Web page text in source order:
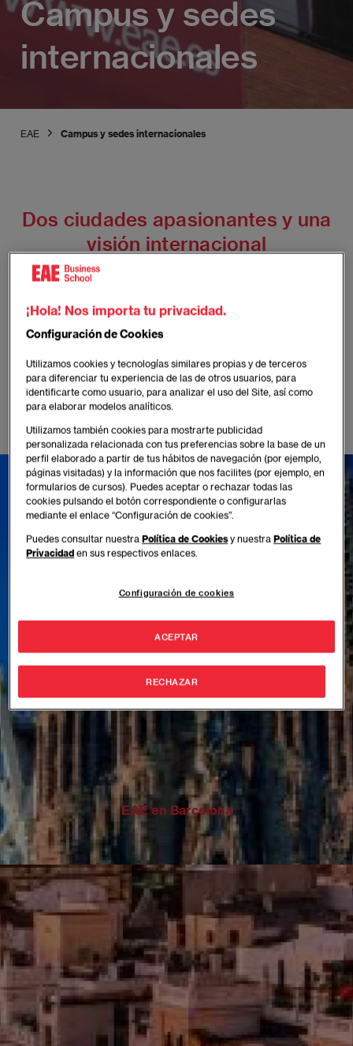
Campus y sedes
internacionales
EAE Campus y sedes internacionales
Dos ciudades apasionantes y una
visión internacional
EAE tiene dos campus excelentemente ubicados
que te permiten disfrutar de Madrid y Barcelona, dos
ciudades europeas con una vida cultural palpitante.
Ambos te abren las puertas de importantes
empresas que buscan aquí su talento.Nuestra oferta
académica se extiende, asimismo, a las delegaciones
EAE en Barcelona
¡Hola! Nos importa tu privacidad.
Configuración de Cookies
Utilizamos cookies y tecnologías similares propias y de terceros
para diferenciar tu experiencia de las de otros usuarios, para
identificarte como usuario, para analizar el uso del Site, así como
para elaborar modelos analíticos.
Utilizamos también cookies para mostrarte publicidad
personalizada relacionada con tus preferencias sobre la base de un
perfil elaborado a partir de tus hábitos de navegación (por ejemplo,
páginas visitadas) y la información que nos facilites (por ejemplo, en
formularios de cursos). Puedes aceptar o rechazar todas las
cookies pulsando el botón correspondiente o configurarlas
mediante el enlace “Configuración de cookies”.
Puedes consultar nuestraPolítica de Cookies y nuestraPolítica de
Privacidad en sus respectivos enlaces.
Configuración de cookies
RECHAZAR
ACEPTAR